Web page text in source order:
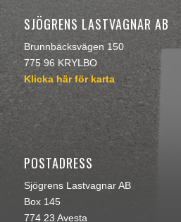
SJÖGRENS LASTVAGNAR AB
Brunnbäcksvägen 150
775 96 KRYLBO
Klicka här för karta
POSTADRESS
Sjögrens Lastvagnar AB
Box 145
774 23 Avesta